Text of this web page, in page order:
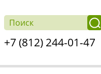
+7 (812) 244-01-47